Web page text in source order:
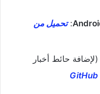
:تحميل من
تحميل تطبيق Pixel Bridge (لإضافة حائط أخبار